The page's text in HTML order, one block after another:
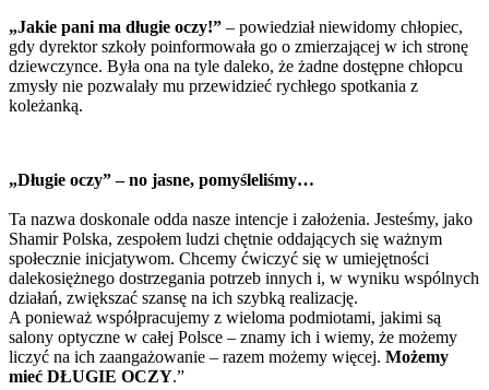
„Jakie pani ma długie oczy!” – powiedział niewidomy chłopiec,
gdy dyrektor szkoły poinformowała go o zmierzającej w ich stronę
dziewczynce. Była ona na tyle daleko, że żadne dostępne chłopcu
zmysły nie pozwalały mu przewidzieć rychłego spotkania z
koleżanką.
„Długie oczy” – no jasne, pomyśleliśmy…
Ta nazwa doskonale odda nasze intencje i założenia. Jesteśmy, jako
Shamir Polska, zespołem ludzi chętnie oddających się ważnym
społecznie inicjatywom. Chcemy ćwiczyć się w umiejętności
dalekosiężnego dostrzegania potrzeb innych i, w wyniku wspólnych
działań, zwiększać szansę na ich szybką realizację.
A ponieważ współpracujemy z wieloma podmiotami, jakimi są
salony optyczne w całej Polsce – znamy ich i wiemy, że możemy
liczyć na ich zaangażowanie – razem możemy więcej. Możemy
mieć DŁUGIE OCZY.”